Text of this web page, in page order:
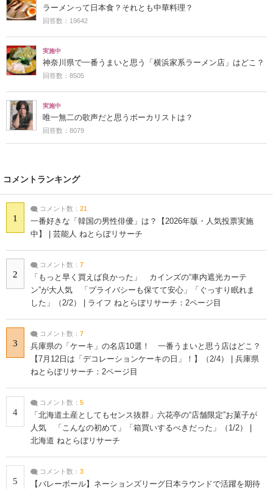
ラーメンって日本食？それとも中華料理？
回答数：19642
実施中
神奈川県で一番うまいと思う「横浜家系ラーメン店」はどこ？
回答数：8505
実施中
唯一無二の歌声だと思うボーカリストは？
回答数：8079
コメントランキング
1
コメント数： 21
一番好きな「韓国の男性俳優」は？【2026年版・人気投票実施
中】 | 芸能人 ねとらぼリサーチ
2
コメント数： 7
「もっと早く買えば良かった」 カインズの“車内遮光カーテ
ン”が大人気 「プライバシーも保てて安心」「ぐっすり眠れま
した」（2/2） | ライフ ねとらぼリサーチ：2ページ目
3
コメント数： 7
兵庫県の「ケーキ」の名店10選！ 一番うまいと思う店はどこ？
【7月12日は「デコレーションケーキの日」！】（2/4） | 兵庫県
ねとらぼリサーチ：2ページ目
4
コメント数： 5
「北海道土産としてもセンス抜群」六花亭の“店舗限定”お菓子が
人気 「こんなの初めて」「箱買いするべきだった」（1/2） |
北海道 ねとらぼリサーチ
5
コメント数： 3
【バレーボール】ネーションズリーグ日本ラウンドで活躍を期待